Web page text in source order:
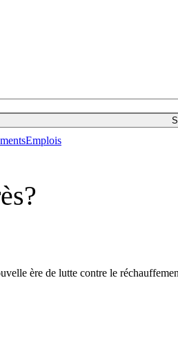
Emplois
ère de lutte contre le